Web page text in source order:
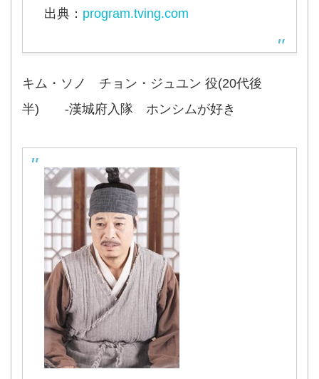
出典： program.tving.com
キム・ソノ チョン・ジュユン 役(20代後
半) -漢城府入隊 ホンシムが好き